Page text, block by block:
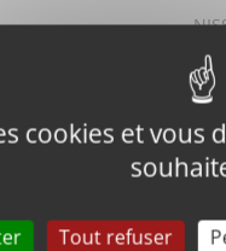
cookies et
Tout refuser